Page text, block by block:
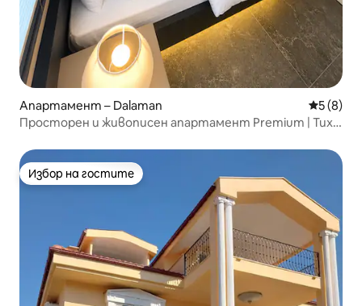
Апартамент – Dalaman Средна
5 (8)
Просторен и живописен апартамент Premium | Тих с
Избор на гостите
Избор на гостите